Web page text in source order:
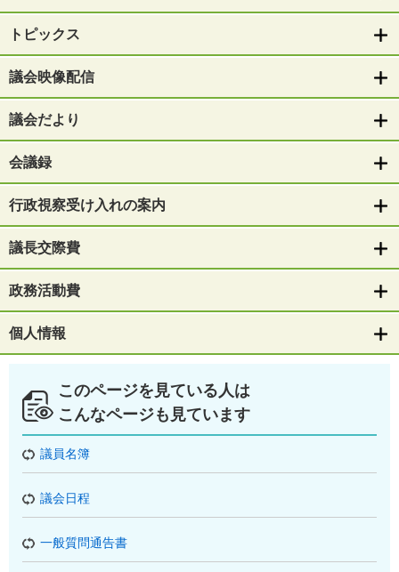
トピックス
議会映像配信
議会だより
会議録
行政視察受け入れの案内
議長交際費
政務活動費
個人情報
このページを見ている人は
こんなページも見ています
議員名簿
議会日程
一般質問通告書